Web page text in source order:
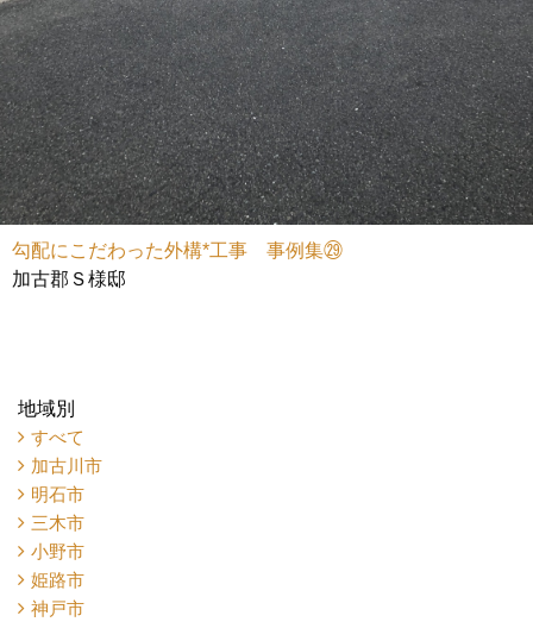
勾配にこだわった外構*工事 事例集㉙
加古郡Ｓ様邸
地域別
すべて
加古川市
明石市
三木市
小野市
姫路市
神戸市